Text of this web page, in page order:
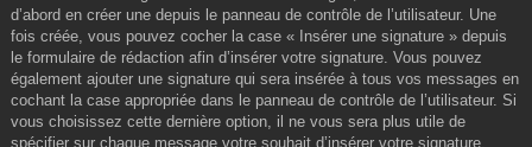
d’abord en créer une depuis le panneau de contrôle de l’utilisateur. Une
fois créée, vous pouvez cocher la case « Insérer une signature » depuis
le formulaire de rédaction afin d’insérer votre signature. Vous pouvez
également ajouter une signature qui sera insérée à tous vos messages en
cochant la case appropriée dans le panneau de contrôle de l’utilisateur. Si
vous choisissez cette dernière option, il ne vous sera plus utile de
spécifier sur chaque message votre souhait d’insérer votre signature.